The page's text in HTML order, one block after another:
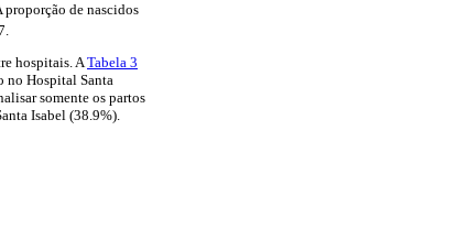
proporção de nascidos
hospitais. ATabela 3
no Hospital Santa
somente os partos
Isabel (38.9%).